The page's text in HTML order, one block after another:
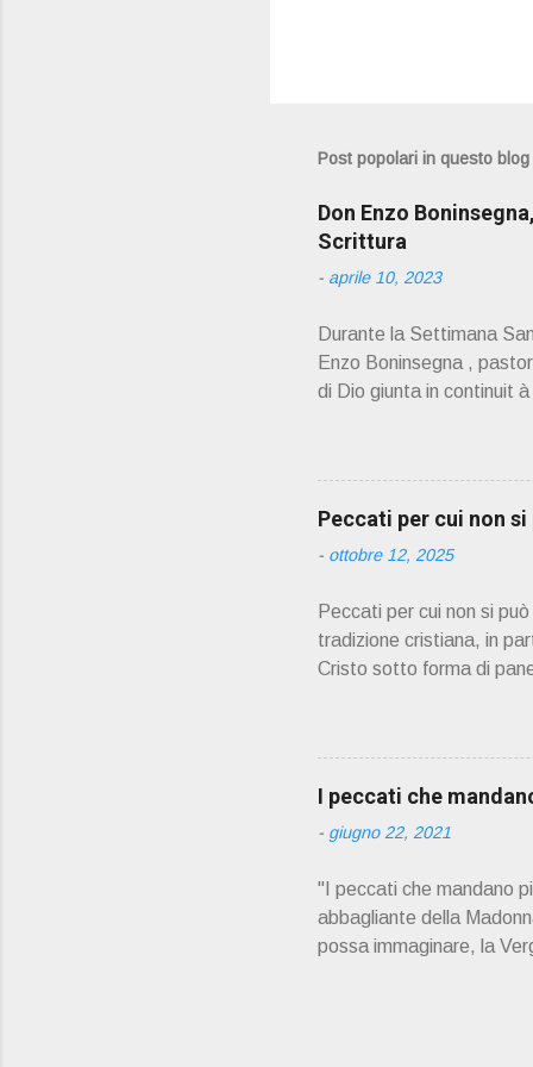
Post popolari in questo blog
Don Enzo
Scrittura
- aprile 10, 2023
Durante la Settimana
Enzo Boninsegna ,
di Dio giunta in continuit
scelto come
PRESENTAZIONE" D
045 8201679 – Cell.
prete, ho letto un
Peccati per cui non
- ottobre 12, 2025
Peccati per cui non si
tradizione cristiana, in
Cristo sotto forma di
confessione prima di
Adulterio Furto Idolatria
contro i comandamenti
la relazione con Dio e
non può partecipare
I peccati che
- giugno 22, 2021
"I peccati che mandano
abbagliante della
possa immaginare, la
Santo, il dogma di fede